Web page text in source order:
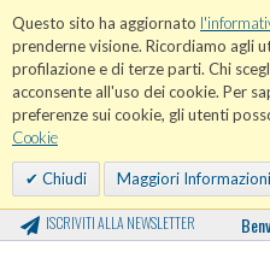
Questo sito ha aggiornato
prenderne visione. Ricordiamo agli
profilazione e di terze parti. Chi
acconsente all'uso dei cookie. Per
preferenze sui cookie, gli utenti
Cookie
Chiudi Maggiori Informazioni
ISCRIVITI ALLA NEWSLETTER